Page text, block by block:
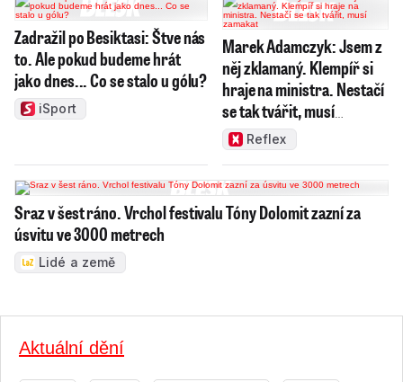
Zadražil po Besiktasi: Štve nás
to. Ale pokud budeme hrát
jako dnes... Co se stalo u gólu?
iSport
Marek Adamczyk: Jsem z
něj zklamaný. Klempíř si
hraje na ministra. Nestačí
se tak tvářit, musí
zamakat
Reflex
Sraz v šest ráno. Vrchol festivalu Tóny Dolomit zazní za
úsvitu ve 3000 metrech
Lidé a země
Aktuální dění